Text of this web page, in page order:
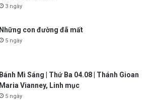
3 ngày
Những con đường đã mất
5 ngày
Bánh Mì Sáng | Thứ Ba 04.08 | Thánh Gioan
Maria Vianney, Linh mục
5 ngày